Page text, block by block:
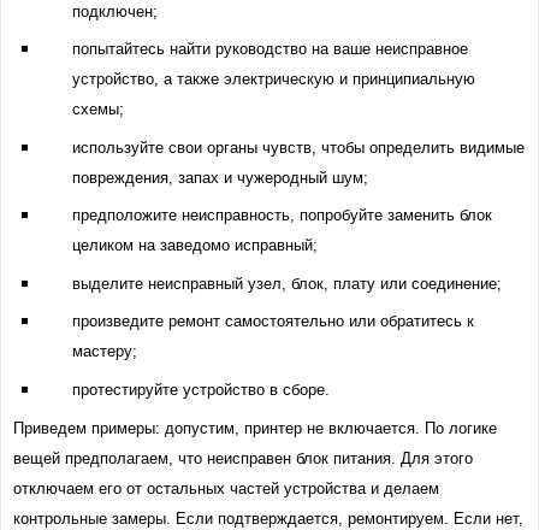
подключен;
попытайтесь найти руководство на ваше неисправное
устройство, а также электрическую и принципиальную
схемы;
используйте свои органы чувств, чтобы определить видимые
повреждения, запах и чужеродный шум;
предположите неисправность, попробуйте заменить блок
целиком на заведомо исправный;
выделите неисправный узел, блок, плату или соединение;
произведите ремонт самостоятельно или обратитесь к
мастеру;
протестируйте устройство в сборе.
Приведем примеры: допустим, принтер не включается. По логике
вещей предполагаем, что неисправен блок питания. Для этого
отключаем его от остальных частей устройства и делаем
контрольные замеры. Если подтверждается, ремонтируем. Если нет,